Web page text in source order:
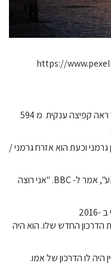
https://
הלאום החדש השכיח ביותר היה גרמני, אשר ראה קפיצה ענקית מ 594
וכעת הוא אזרח גרמני /
"אני מרגיש כאילו אירופה מתנתקת קצת כרגע", אמר ל- BBC. "אני רוצה
החדש שלו. הוא היה
לו הדרכון של אמו.